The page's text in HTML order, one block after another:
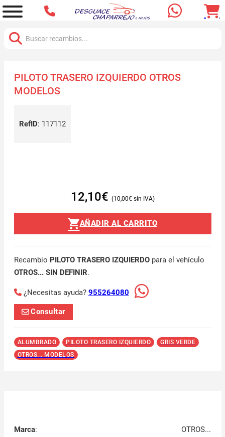
PILOTO TRASERO IZQUIERDO OTROS
MODELOS
RefID: 117112
12,10€ 10,00€
AÑADIR AL CARRITO
Recambio PILOTO TRASERO IZQUIERDOpara el vehículo
OTROS... SIN DEFINIR.
¿Necesitas ayuda? 955264080
Consultar
ALUMBRADO PILOTO TRASERO IZQUIERDO
GRIS VERDE
OTROS... MODELOS
Marca:
OTROS...